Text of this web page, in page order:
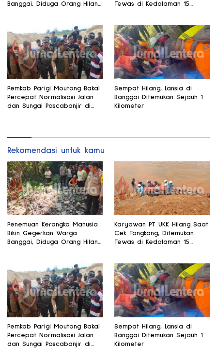
Banggai, Diduga Orang Hilang
Tewas di Kedalaman 15
Pemkab Parigi Moutong Bakal
Percepat Normalisasi Jalan
dan Sungai Pascabanjir di
Sempat Hilang, Lansia di
Banggai Ditemukan Sejauh 1
Kilometer
Rekomendasi untuk kamu
Penemuan Kerangka Manusia
Bikin Gegerkan Warga
Banggai, Diduga Orang Hilang
Karyawan PT UKK Hilang Saat
Cek Tongkang, Ditemukan
Tewas di Kedalaman 15
Pemkab Parigi Moutong Bakal
Percepat Normalisasi Jalan
dan Sungai Pascabanjir di
Sempat Hilang, Lansia di
Banggai Ditemukan Sejauh 1
Kilometer